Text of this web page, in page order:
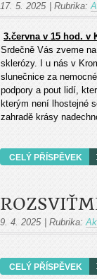
17. 5. 2025 Rubrika:
3.června v 15 hod. v
Srdečně Vás zveme
sklerózy. I u nás v
slunečnice za
podpory a pout lidí,
kterým není lhostejné
zahradě krásy
CELÝ PŘÍSPĚVEK
9. 4. 2025 Rubrika:
CELÝ PŘÍSPĚVEK